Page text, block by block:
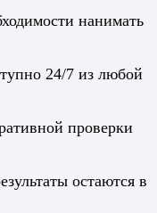
нанимать
24/7 из любой
проверки
остаются в